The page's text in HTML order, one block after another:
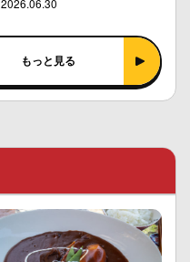
2026.06.30
もっと見る